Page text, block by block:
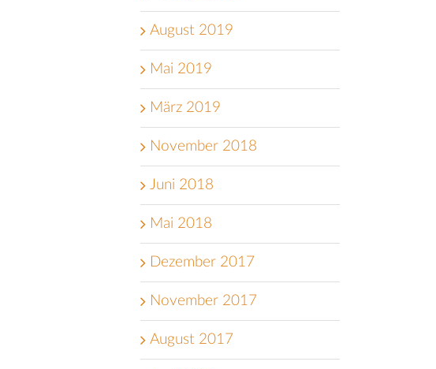
August 2019
Mai 2019
März 2019
November 2018
Juni 2018
Mai 2018
Dezember 2017
November 2017
August 2017